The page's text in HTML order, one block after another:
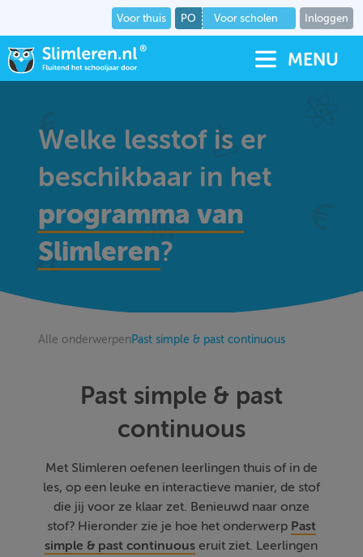
Voor thuis PO Voor scholen Inloggen
MENU
Welke lesstof is er
beschikbaar in het
programma van
Slimleren?
Alle onderwerpen Past simple & past continuous
Past simple & past
continuous
Met Slimleren oefenen leerlingen thuis of in de
les, op een leuke en interactieve manier, de stof
die jij voor ze klaar zet. Benieuwd naar onze
stof? Hieronder zie je hoe het onderwerp Past
simple & past continuous eruit ziet. Leerlingen